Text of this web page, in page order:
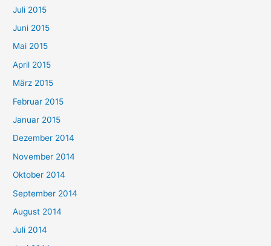
Juli 2015
Juni 2015
Mai 2015
April 2015
März 2015
Februar 2015
Januar 2015
Dezember 2014
November 2014
Oktober 2014
September 2014
August 2014
Juli 2014